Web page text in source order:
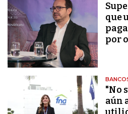
que
por
"No
aún